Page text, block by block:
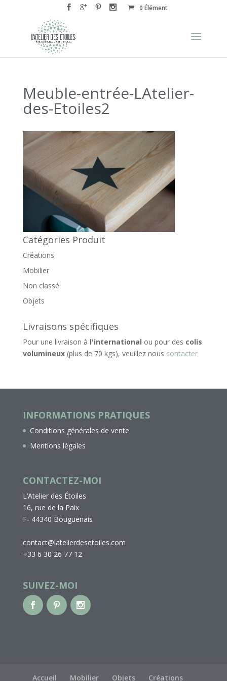
0 Élément
Meuble-entrée-LAtelier-
des-Etoiles2
Catégories Produit
Créations
Mobilier
Non classé
Objets
Livraisons spécifiques
Pour une livraison à l'international ou pour des colis
volumineux(plus de 70 kgs), veuillez nous contacter
INFORMATIONS PRATIQUES
Conditions générales de vente
Mentions légales
CONTACTEZ-MOI
L’Atelier des Étoiles
16, rue de la Paix
F- 44340 Bouguenais
contact@latelierdesetoiles.com
+33 6 30 26 77 12
SUIVEZ-MOI
Accueil Mobilier Objets Créations